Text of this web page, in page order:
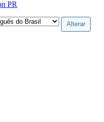
PR